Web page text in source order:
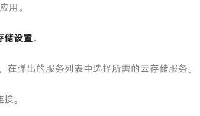
用。
储设置。
弹出的服务列表中选择所需的云存储服务。
。